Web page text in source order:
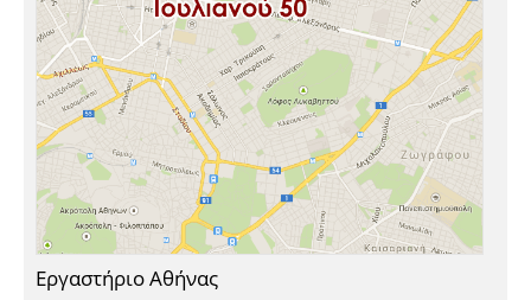
Εργαστήριο Αθήνας